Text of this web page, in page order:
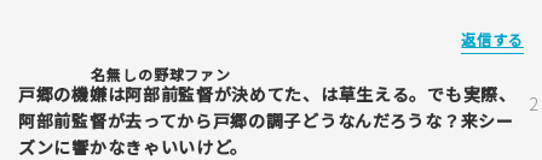
返信する
名無しの野球ファン
戸郷の機嫌は阿部前監督が決めてた、は草生える。でも実際、
阿部前監督が去ってから戸郷の調子どうなんだろうな？来シー
ズンに響かなきゃいいけど。